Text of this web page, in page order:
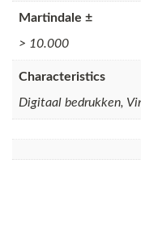
Martindale ±
> 10.000
Characteristics
Digitaal bedrukken,